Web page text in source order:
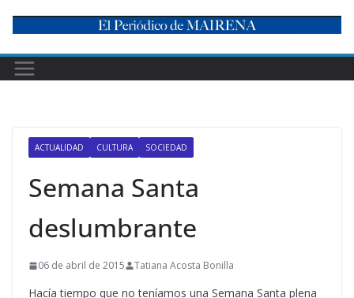
content
ACTUALIDAD CULTURA SOCIEDAD
Semana Santa
deslumbrante
06 de abril de 2015 Tatiana Acosta Bonilla
Hacía tiempo que no teníamos una Semana Santa plena